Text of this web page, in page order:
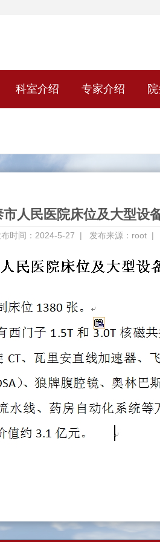
科室介绍 专家介绍
市人民医院床位及大型设
布时间：2024-5-27 | 发布来源：root |